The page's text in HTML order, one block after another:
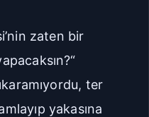
zaten bir
ter
yakasına